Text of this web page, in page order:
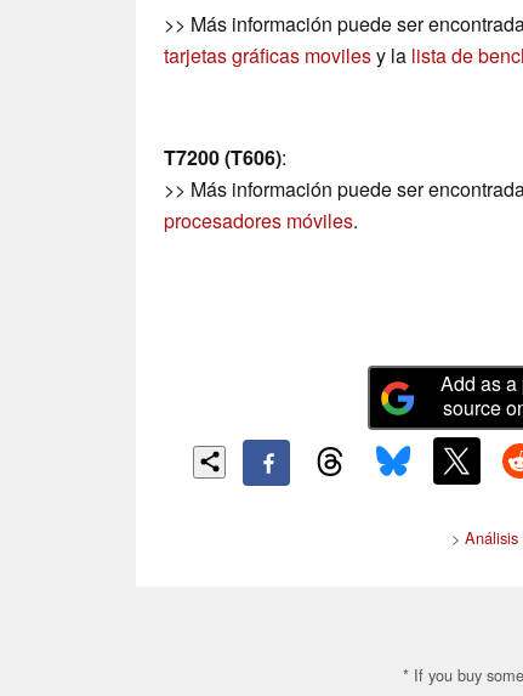
>> Más información puede ser
tarjetas gráficas movilesy la lista de
T7200 (T606):
>> Más información puede ser
procesadores móviles.
Add as a
source
> Análisis
* If you buy